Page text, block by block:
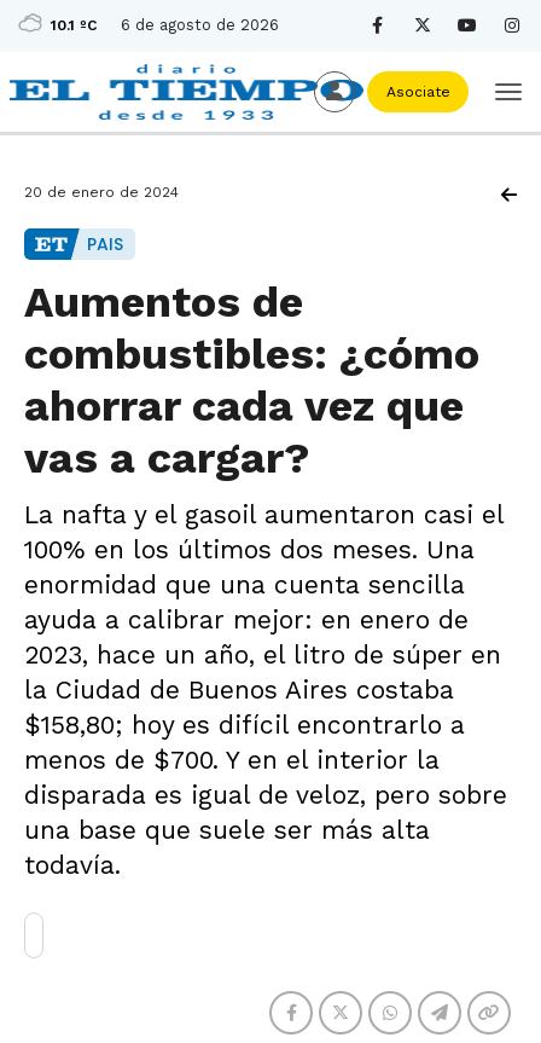
10.1 ºC 6 de agosto de 2026
Asociate
20 de enero de 2024
PAIS
Aumentos de
combustibles: ¿cómo
ahorrar cada vez que
vas a cargar?
La nafta y el gasoil aumentaron casi el
100% en los últimos dos meses. Una
enormidad que una cuenta sencilla
ayuda a calibrar mejor: en enero de
2023, hace un año, el litro de súper en
la Ciudad de Buenos Aires costaba
$158,80; hoy es difícil encontrarlo a
menos de $700. Y en el interior la
disparada es igual de veloz, pero sobre
una base que suele ser más alta
todavía.